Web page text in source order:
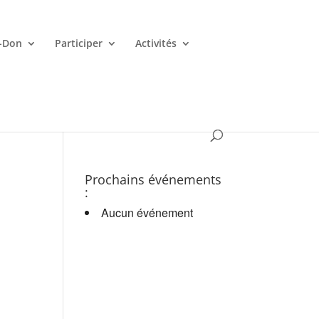
Participer Activités
Prochains événements
:
Aucun événement